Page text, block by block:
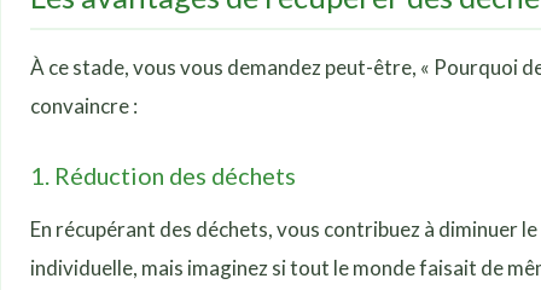
À ce stade, vous vous demandez peut-être, « Pourquoi
convaincre :
1. Réduction des déchets
En récupérant des déchets, vous contribuez à diminuer
individuelle, mais imaginez si tout le monde faisait de